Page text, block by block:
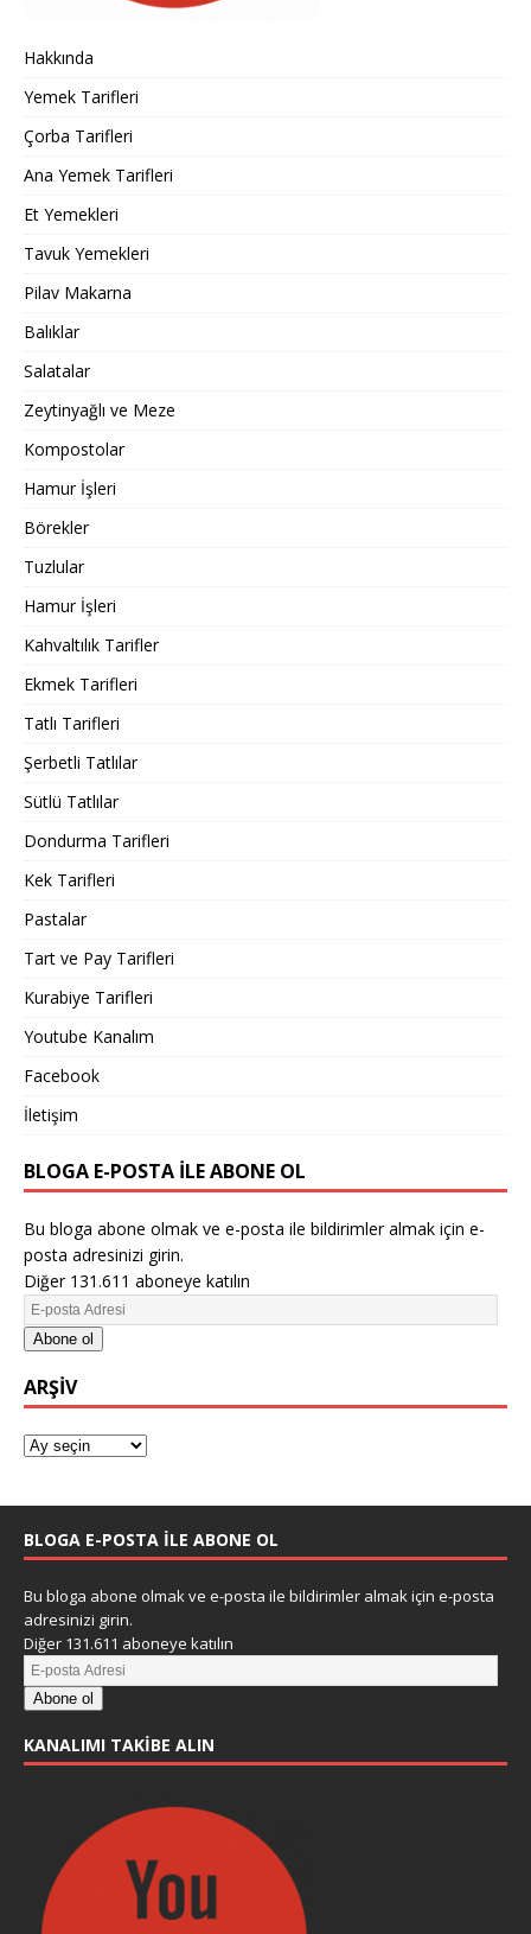
Hakkında
Yemek Tarifleri
Çorba Tarifleri
Ana Yemek Tarifleri
Et Yemekleri
Tavuk Yemekleri
Pilav Makarna
Balıklar
Salatalar
Zeytinyağlı ve Meze
Kompostolar
Hamur İşleri
Börekler
Tuzlular
Hamur İşleri
Kahvaltılık Tarifler
Ekmek Tarifleri
Tatlı Tarifleri
Şerbetli Tatlılar
Sütlü Tatlılar
Dondurma Tarifleri
Kek Tarifleri
Pastalar
Tart ve Pay Tarifleri
Kurabiye Tarifleri
Youtube Kanalım
Facebook
İletişim
BLOGA E-POSTA ILE ABONE OL
Bu bloga abone olmak ve e-posta ile bildirimler almak için e-
posta adresinizi girin.
Diğer 131.611 aboneye katılın
Abone ol
ARŞIV
BLOGA E-POSTA ILE ABONE OL
Bu bloga abone olmak ve e-posta ile bildirimler almak için e-posta
adresinizi girin.
Diğer 131.611 aboneye katılın
Abone ol
KANALIMI TAKIBE ALIN